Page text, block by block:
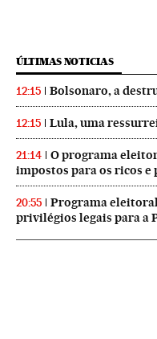
ÚLTIMAS NOTICIAS
12:15 Bolsonaro, a
12:15 Lula, uma
21:14
O programa
impostos para os ricos
20:55
Programa
privilégios legais para a